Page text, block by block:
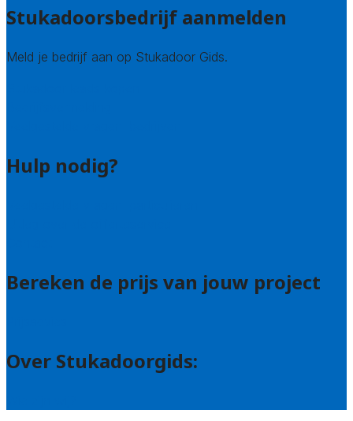
Stukadoorsbedrijf aanmelden
Meld je bedrijf aan op Stukadoor Gids.
Hulp nodig?
Bereken de prijs van jouw project
Over Stukadoorgids: